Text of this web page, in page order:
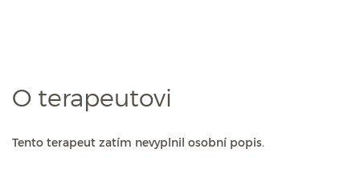
O terapeutovi
Tento terapeut zatím nevyplnil osobní popis.